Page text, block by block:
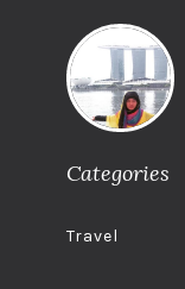
Categories
Travel